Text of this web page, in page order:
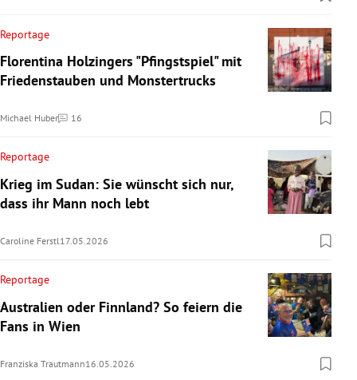
Reportage
Florentina Holzingers "Pfingstspiel" mit
Friedenstauben und Monstertrucks
Michael Huber 16
Kommentare
Reportage
Krieg im Sudan: Sie wünscht sich nur,
dass ihr Mann noch lebt
Caroline Ferstl17.05.2026
Reportage
Australien oder Finnland? So feiern die
Fans in Wien
Franziska Trautmann16.05.2026